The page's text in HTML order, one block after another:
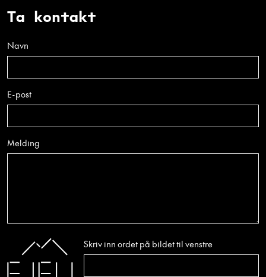
Ta kontakt
Navn
E-post
Melding
Skriv inn ordet på bildet til venstre